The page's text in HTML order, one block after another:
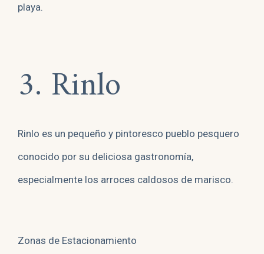
playa.
3. Rinlo
Rinlo es un pequeño y pintoresco pueblo pesquero
conocido por su deliciosa gastronomía,
especialmente los arroces caldosos de marisco.
Zonas de Estacionamiento